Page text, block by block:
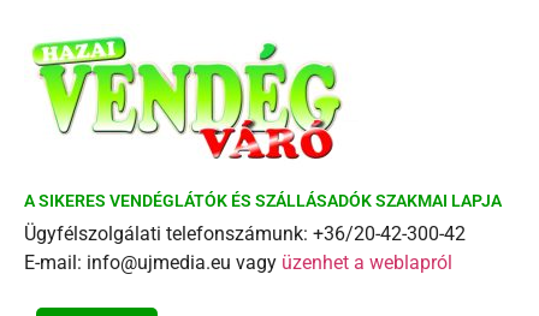
A SIKERES VENDÉGLÁTÓK ÉS SZÁLLÁSADÓK SZAKMAI LAPJA
Ügyfélszolgálati telefonszámunk: +36/20-42-300-42
E-mail: info@ujmedia.eu vagy üzenhet a weblapról